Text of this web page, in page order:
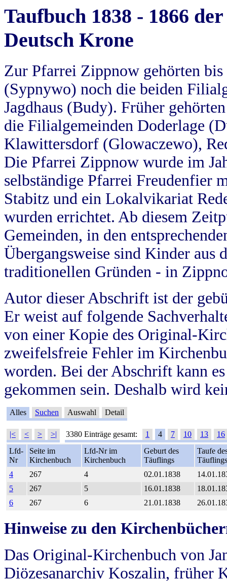
Taufbuch 1838 - 1866
Deutsch Krone
Zur Pfarrei Zippnow gehörten
(Sypnywo) noch die beiden
Jagdhaus (Budy). Früher
die Filialgemeinden Doderlage
Klawittersdorf (Glowaczewo),
Die Pfarrei Zippnow wurde im
selbständige Pfarrei Freudenfier
Stabitz und ein Lokalvikariat
wurden errichtet. Ab diesem
Gemeinden, in den
Übergangsweise sind Kinder aus
traditionellen Gründen - in
Autor dieser Abschrift ist der
Er weist auf folgende
von einer Kopie des Original-
zweifelsfreie Fehler im
worden. Bei der Abschrift kann
gekommen sein. Deshalb wird
Alles Suchen Auswahl Detail
|< < > >| 3380 Einträge gesamt: 1 4 7 10 13
16
Lfd-
Nr
Seite im
Kirchenbuch
Lfd-Nr im
Kirchenbuch
Geburt des
Täuflings
Taufe
Täuflings
4
267 4 02.01.1838
5
267 5 16.01.1838
6
267 6 21.01.1838
Hinweise zu den
Das Original-Kirchenbuch von
Diözesanarchiv Koszalin, früher